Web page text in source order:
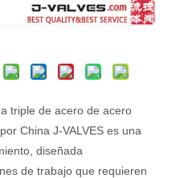
triple de acero de acero
China J-VALVES es una
diseñada
de trabajo que requieren